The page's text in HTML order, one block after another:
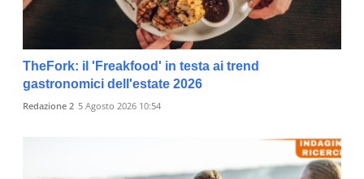
TheFork: il 'Freakfood' in testa ai trend
gastronomici dell'estate 2026
Redazione 2 5 Agosto 2026 10:54